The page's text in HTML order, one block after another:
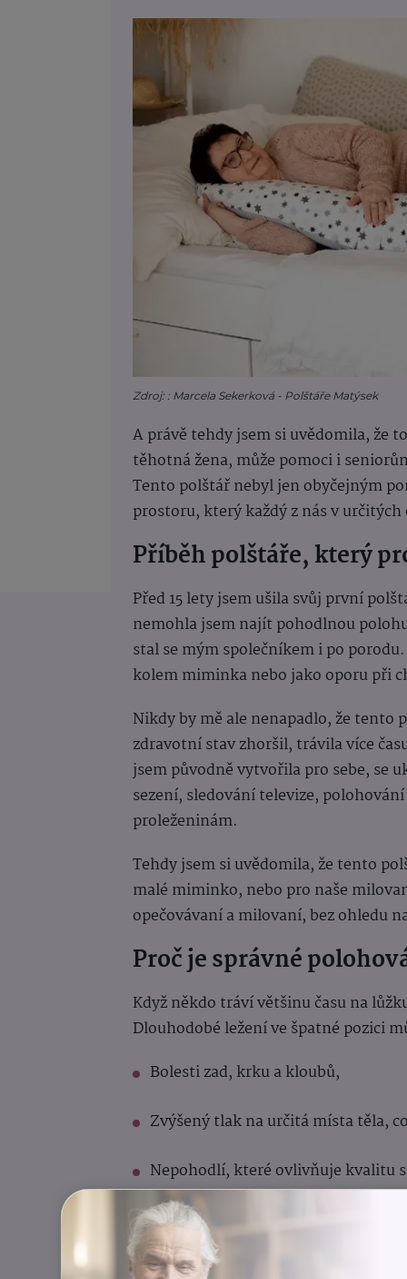
Zdroj: : Marcela Sekerková - Polštáře Matýsek
A právě tehdy jsem si uvědomila, že
těhotná žena, může pomoci i
Tento polštář nebyl jen obyčejným
prostoru, který každý z nás v
Příběh polštáře, který
Před 15 lety jsem ušila svůj první
nemohla jsem najít pohodlnou
stal se mým společníkem i po
kolem miminka nebo jako oporu při
Nikdy by mě ale nenapadlo, že tento
zdravotní stav zhoršil, trávila více
jsem původně vytvořila pro sebe, se
sezení, sledování televize,
proleženinám.
Tehdy jsem si uvědomila, že tento
malé miminko, nebo pro naše
opečovávaní a milovaní, bez ohledu
Proč je správné
Když někdo tráví většinu času na
Dlouhodobé ležení ve špatné pozici
Bolesti zad, krku a kloubů,
Zvýšený tlak na určitá místa těla,
Nepohodlí, které ovlivňuje kvalitu
Správný polštář dokáže těmto
kvalitním materiálům podporuje